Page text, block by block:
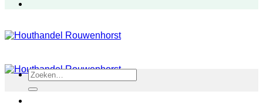
Zoeken
naar: